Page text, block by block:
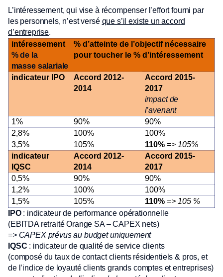
L’intéressement, qui vise à récompenser l’effort fourni par
les personnels, n’est versé que s’il existe un accord
d’entreprise.
intéressement
% de la
masse salariale
% d’atteinte de l’objectif nécessaire
pour toucher le % d’intéressement
indicateur IPO
Accord 2012-
2014
Accord 2015-
2017
impact de
l’avenant
1%
90%
90%
2,8%
100%
100%
3,5%
105% 110% => 105%
indicateur
IQSC
Accord 2012-
2014
Accord 2015-
2017
0,5%
90%
90%
1,2%
100%
100%
1,5%
105% 110% => 105 %
IPO : indicateur de performance opérationnelle
(EBITDA retraité Orange SA – CAPEX nets)
=> CAPEX prévus au budget uniquement
IQSC : indicateur de qualité de service clients
(composé du taux de contact clients résidentiels & pros, et
de l’indice de loyauté clients grands comptes et entreprises)